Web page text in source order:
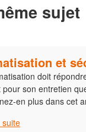
sujet
et
doit
pour son entretien
en plus dans cet
suite